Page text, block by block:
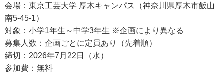
会場：東京工芸大学 厚木キャンパス（神奈川県厚木市飯山
南5-45-1）
対象：小学1年生～中学3年生 ※企画により異なる
募集人数：企画ごとに定員あり（先着順）
締切：2026年7月22日（水）
参加費：無料